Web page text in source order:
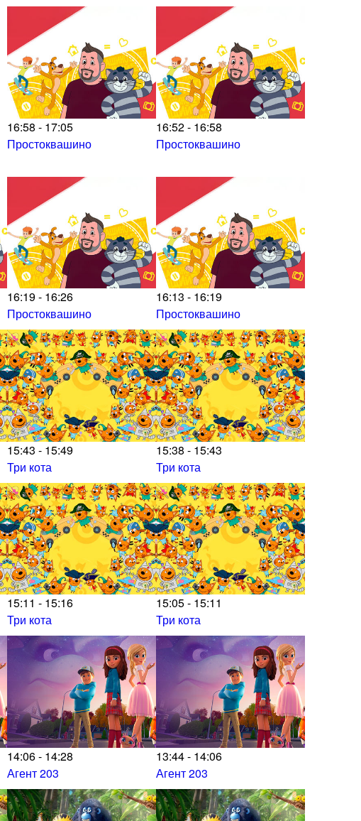
16:58 - 17:05
Простоквашино
16:52 - 16:58
Простоквашино
16:19 - 16:26
Простоквашино
16:13 - 16:19
Простоквашино
15:43 - 15:49
Три кота
15:38 - 15:43
Три кота
15:11 - 15:16
Три кота
15:05 - 15:11
Три кота
14:06 - 14:28
Агент 203
13:44 - 14:06
Агент 203